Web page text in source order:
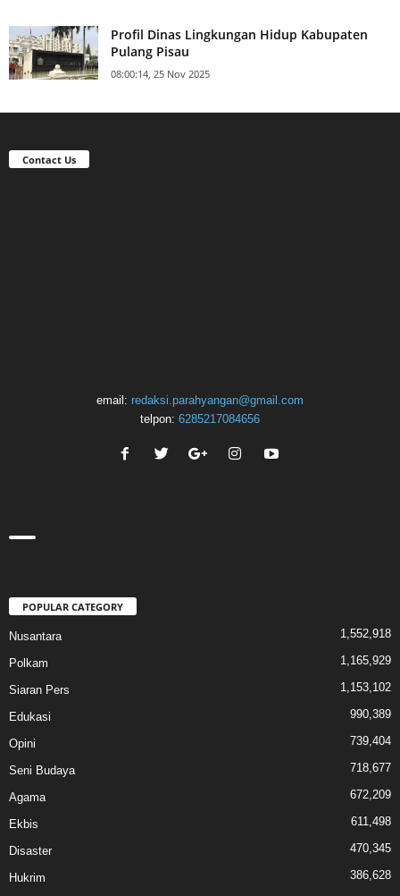
Profil Dinas Lingkungan Hidup Kabupaten
Pulang Pisau
08:00:14, 25 Nov 2025
Contact Us
email: redaksi.parahyangan@gmail.com
telpon: 6285217084656
POPULAR CATEGORY
Nusantara 1,552,918
Polkam 1,165,929
Siaran Pers 1,153,102
Edukasi 990,389
Opini 739,404
Seni Budaya 718,677
Agama 672,209
Ekbis 611,498
Disaster 470,345
Hukrim 386,628